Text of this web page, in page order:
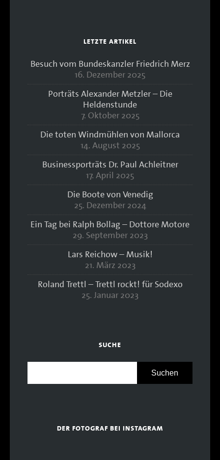
LETZTE ARTIKEL
Besuch vom Bundeskanzler Friedrich Merz
16. Dezember 2025
Porträts Alexander Metzler – Die
Heldenstunde
7. Oktober 2025
Die toten Windmühlen von Mallorca
14. August 2025
Businessporträts Dr. Paul Achleitner
17. April 2025
Die Boote von Venedig
25. Dezember 2024
Ein Tag bei Ralph Bollag – Dottore Motore
29. September 2023
Lars Reichow – Musik!
21. März 2023
Roland Trettl – Trettl rockt! für Sodexo
25. Januar 2023
SUCHE
DER FOTOGRAF BEI INSTAGRAM